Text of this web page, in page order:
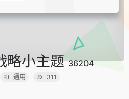
略小主题36204
通用 311